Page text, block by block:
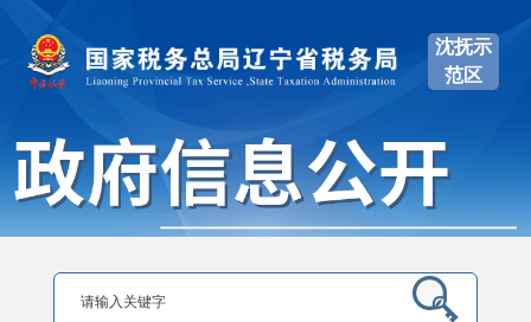
沈抚示
范区